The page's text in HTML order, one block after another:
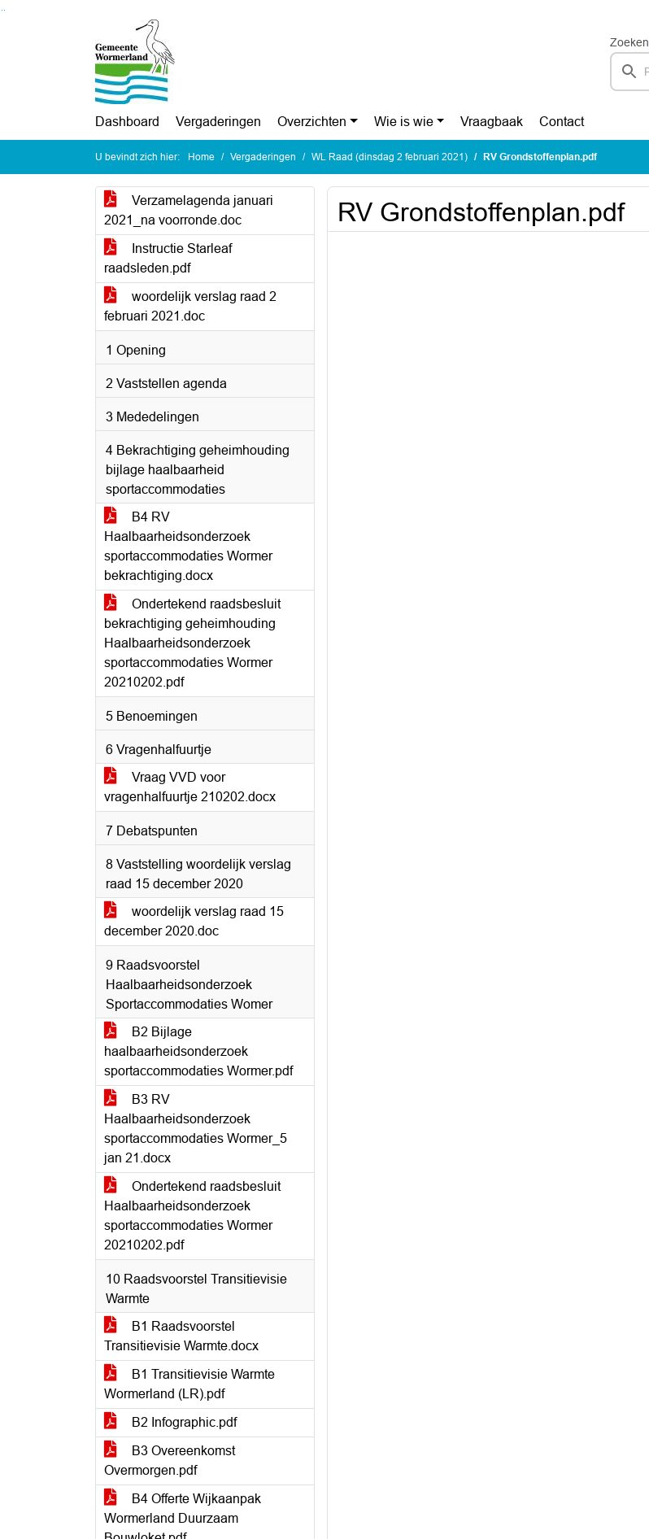
Ga naar de inhoud van deze pagina
Zoeken
Dashboard Vergaderingen Overzichten Wie is wie Vraagbaak Contact
U bevindt zich hier: Home Vergaderingen WL Raad (dinsdag 2 februari 2021) RV Grondstoffenplan.pdf
Verzamelagenda januari
2021_na voorronde.doc
Instructie Starleaf
raadsleden.pdf
woordelijk verslag raad 2
februari 2021.doc
1 Opening
2 Vaststellen agenda
3 Mededelingen
4 Bekrachtiging geheimhouding
bijlage haalbaarheid
sportaccommodaties
B4 RV
Haalbaarheidsonderzoek
sportaccommodaties Wormer
bekrachtiging.docx
Ondertekend raadsbesluit
bekrachtiging geheimhouding
Haalbaarheidsonderzoek
sportaccommodaties Wormer
20210202.pdf
5 Benoemingen
6 Vragenhalfuurtje
Vraag VVD voor
vragenhalfuurtje 210202.docx
7 Debatspunten
8 Vaststelling woordelijk verslag
raad 15 december 2020
woordelijk verslag raad 15
december 2020.doc
9 Raadsvoorstel
Haalbaarheidsonderzoek
Sportaccommodaties Womer
B2 Bijlage
haalbaarheidsonderzoek
sportaccommodaties Wormer.pdf
B3 RV
Haalbaarheidsonderzoek
sportaccommodaties Wormer_5
jan 21.docx
Ondertekend raadsbesluit
Haalbaarheidsonderzoek
sportaccommodaties Wormer
20210202.pdf
10 Raadsvoorstel Transitievisie
Warmte
B1 Raadsvoorstel
Transitievisie Warmte.docx
B1 Transitievisie Warmte
Wormerland (LR).pdf
B2 Infographic.pdf
B3 Overeenkomst
Overmorgen.pdf
B4 Offerte Wijkaanpak
Wormerland Duurzaam
RV Grondstoffenplan.pdf